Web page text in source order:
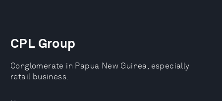
CPL Group
Conglomerate in Papua New Guinea, especially
retail business.